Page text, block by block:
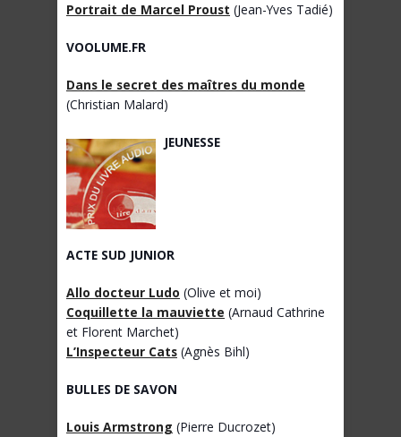
Portrait de Marcel Proust (Jean-Yves Tadié)
VOOLUME.FR
Dans le secret des maîtres du monde
(Christian Malard)
JEUNESSE
ACTE SUD JUNIOR
Allo docteur Ludo (Olive et moi)
Coquillette la mauviette (Arnaud Cathrine
et Florent Marchet)
L’Inspecteur Cats (Agnès Bihl)
BULLES DE SAVON
Louis Armstrong (Pierre Ducrozet)